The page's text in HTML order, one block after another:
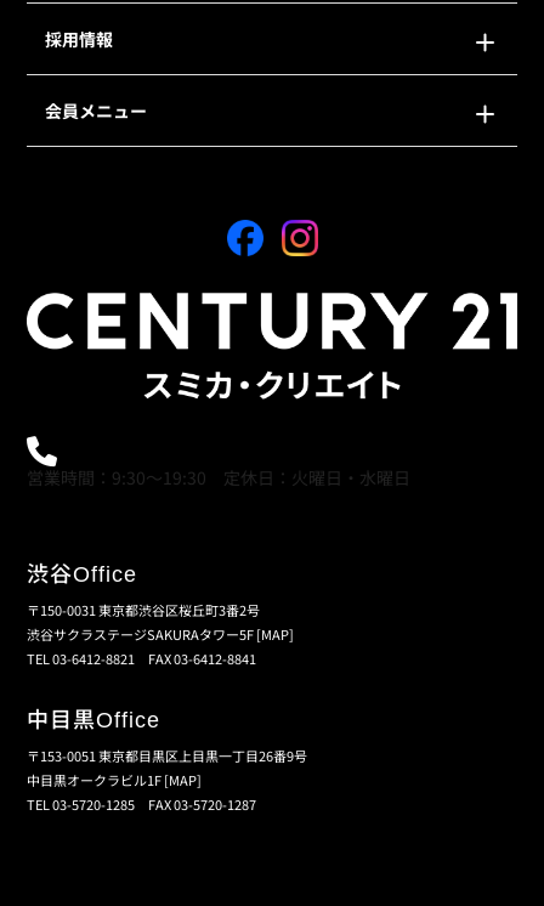
採用情報
会員メニュー
営業時間：9:30～19:30 定休日：火曜日・水曜日
渋谷Office
〒150-0031 東京都渋谷区桜丘町3番2号
渋谷サクラステージSAKURAタワー5F[MAP]
TEL 03-6412-8821 FAX 03-6412-8841
中目黒Office
〒153-0051 東京都目黒区上目黒一丁目26番9号
中目黒オークラビル1F[MAP]
TEL 03-5720-1285 FAX 03-5720-1287